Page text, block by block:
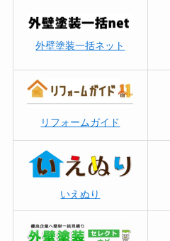
外壁塗装一括ネット
リフォームガイド
いえぬり